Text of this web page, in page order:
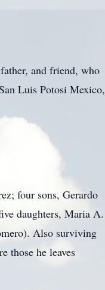
and friend, who
Luis Potosi Mexico,
four sons, Gerardo
daughters, Maria A.
Also surviving
those he leaves